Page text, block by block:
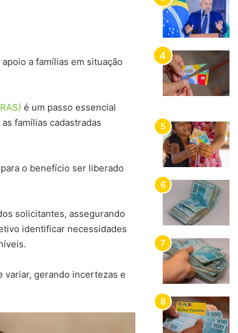
a famílias em situação
é um passo essencial
famílias cadastradas
o benefício ser liberado
solicitantes, assegurando
identificar necessidades
variar, gerando incertezas e